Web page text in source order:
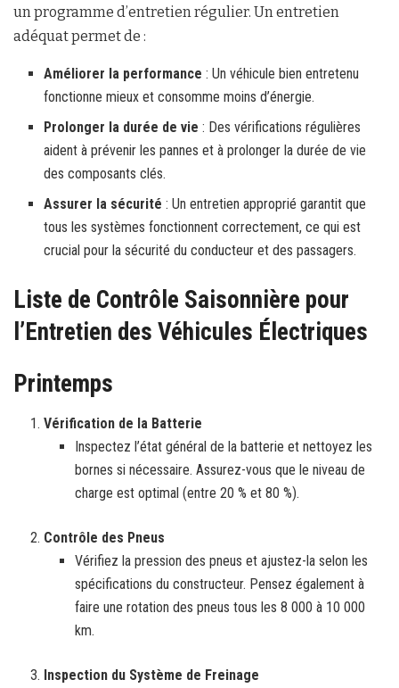
un programme d’entretien régulier. Un entretien
adéquat permet de :
Améliorer la performance : Un véhicule bien entretenu
fonctionne mieux et consomme moins d’énergie.
Prolonger la durée de vie : Des vérifications régulières
aident à prévenir les pannes et à prolonger la durée de vie
des composants clés.
Assurer la sécurité : Un entretien approprié garantit que
tous les systèmes fonctionnent correctement, ce qui est
crucial pour la sécurité du conducteur et des passagers.
Liste de Contrôle Saisonnière pour
l’Entretien des Véhicules Électriques
Printemps
Vérification de la Batterie
Inspectez l’état général de la batterie et nettoyez les
bornes si nécessaire. Assurez-vous que le niveau de
charge est optimal (entre 20 % et 80 %).
Contrôle des Pneus
Vérifiez la pression des pneus et ajustez-la selon les
spécifications du constructeur. Pensez également à
faire une rotation des pneus tous les 8 000 à 10 000
km.
Inspection du Système de Freinage